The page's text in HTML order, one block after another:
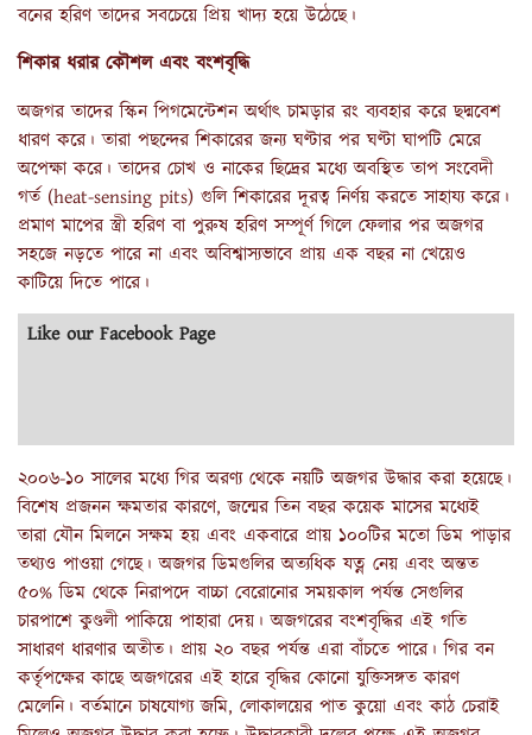
বনের হরিণ তাদের সবচেয়ে প্রিয় খাদ্য হয়ে উঠেছে।
শিকার ধরার কৌশল এবং বংশবৃদ্ধি
অজগর তাদের স্কিন পিগমেন্টেশন অর্থাৎ চামড়ার রং ব্যবহার করে ছদ্মবেশ
ধারণ করে। তারা পছন্দের শিকারের জন্য ঘণ্টার পর ঘণ্টা ঘাপটি মেরে
অপেক্ষা করে। তাদের চোখ ও নাকের ছিদ্রের মধ্যে অবস্থিত তাপ সংবেদী
গর্ত (heat-sensing pits) গুলি শিকারের দূরত্ব নির্ণয় করতে সাহায্য করে।
প্রমাণ মাপের স্ত্রী হরিণ বা পুরুষ হরিণ সম্পূর্ণ গিলে ফেলার পর অজগর
সহজে নড়তে পারে না এবং অবিশ্বাস্যভাবে প্রায় এক বছর না খেয়েও
কাটিয়ে দিতে পারে।
Like our Facebook Page
২০০৬-১০ সালের মধ্যে গির অরণ্য থেকে নয়টি অজগর উদ্ধার করা হয়েছে।
বিশেষ প্রজনন ক্ষমতার কারণে, জন্মের তিন বছর কয়েক মাসের মধ্যেই
তারা যৌন মিলনে সক্ষম হয় এবং একবারে প্রায় ১০০টির মতো ডিম পাড়ার
তথ্যও পাওয়া গেছে। অজগর ডিমগুলির অত্যধিক যত্ন নেয় এবং অন্তত
৫০% ডিম থেকে নিরাপদে বাচ্চা বেরোনোর সময়কাল পর্যন্ত সেগুলির
চারপাশে কুণ্ডলী পাকিয়ে পাহারা দেয়। অজগরের বংশবৃদ্ধির এই গতি
সাধারণ ধারণার অতীত। প্রায় ২০ বছর পর্যন্ত এরা বাঁচতে পারে। গির বন
কর্তৃপক্ষের কাছে অজগরের এই হারে বৃদ্ধির কোনো যুক্তিসঙ্গত কারণ
মেলেনি। বর্তমানে চাষযোগ্য জমি, লোকালয়ের পাত কুয়ো এবং কাঠ চেরাই